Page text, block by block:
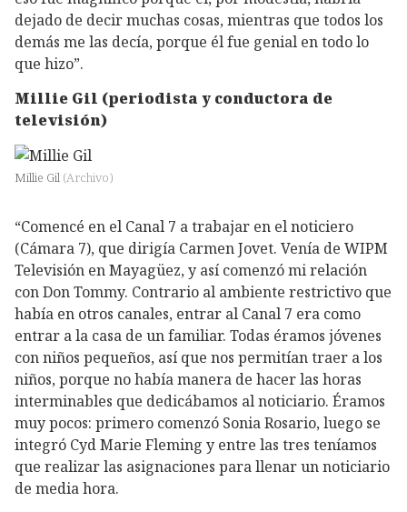
dejado de decir muchas cosas, mientras que todos los
demás me las decía, porque él fue genial en todo lo
que hizo”.
Millie Gil (periodista y conductora de
televisión)
Millie Gil (Archivo)
“Comencé en el Canal 7 a trabajar en el noticiero
(Cámara 7), que dirigía Carmen Jovet. Venía de WIPM
Televisión en Mayagüez, y así comenzó mi relación
con Don Tommy. Contrario al ambiente restrictivo que
había en otros canales, entrar al Canal 7 era como
entrar a la casa de un familiar. Todas éramos jóvenes
con niños pequeños, así que nos permitían traer a los
niños, porque no había manera de hacer las horas
interminables que dedicábamos al noticiario. Éramos
muy pocos: primero comenzó Sonia Rosario, luego se
integró Cyd Marie Fleming y entre las tres teníamos
que realizar las asignaciones para llenar un noticiario
de media hora.